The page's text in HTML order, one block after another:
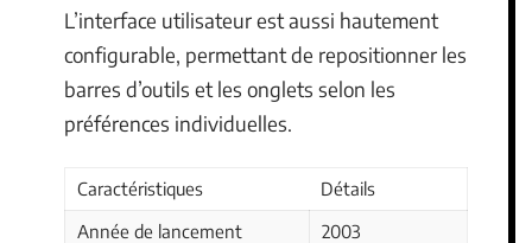
L’interface utilisateur est aussi hautement
configurable, permettant de repositionner les
barres d’outils et les onglets selon les
préférences individuelles.
Caractéristiques
Détails
Année de lancement
2003